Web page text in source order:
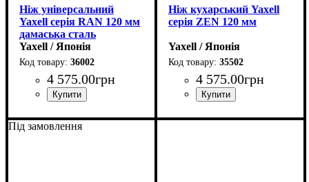
Ніж універсальний
Yaxell серія RAN 120 мм
дамаська сталь
Yaxell / Японія
36002
4 575.00грн
Ніж кухарський Yaxell
серія ZEN 120 мм
Yaxell / Японія
35502
4 575.00грн
Під замовлення